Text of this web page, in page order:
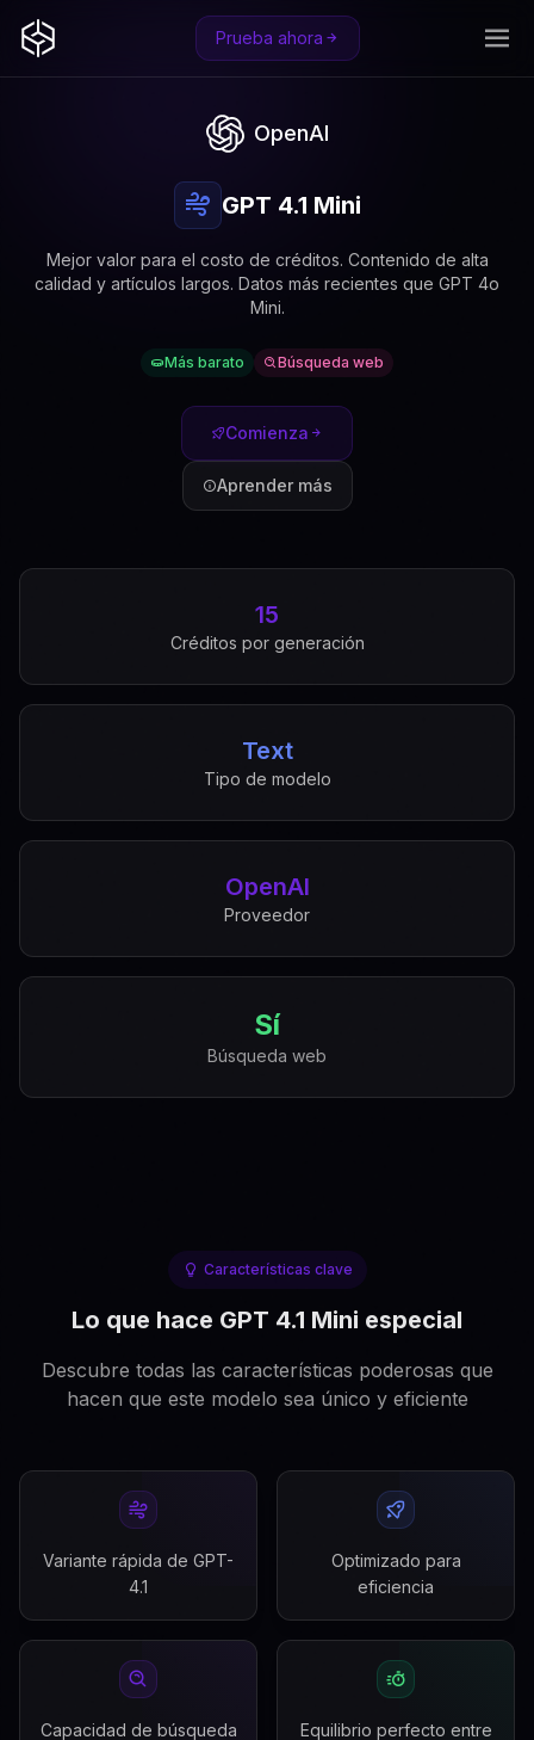
Prueba ahora
OpenAI
GPT 4.1 Mini
Mejor valor para el costo de créditos. Contenido de alta
calidad y artículos largos. Datos más recientes que GPT 4o
Mini.
Más barato Búsqueda web
Comienza
Aprender más
15
Créditos por generación
Text
Tipo de modelo
OpenAI
Proveedor
Sí
Búsqueda web
Características clave
Lo que hace GPT 4.1 Mini especial
Descubre todas las características poderosas que
hacen que este modelo sea único y eficiente
Variante rápida de GPT-
4.1
Optimizado para
eficiencia
Capacidad de búsqueda
Equilibrio perfecto entre